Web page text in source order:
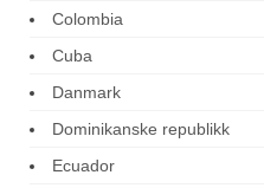
Colombia
Cuba
Danmark
Dominikanske republikk
Ecuador